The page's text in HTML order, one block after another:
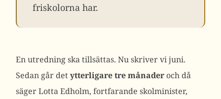
friskolorna har.
En utredning ska tillsättas. Nu skriver vi juni.
Sedan går detytterligare tre månader och då
säger Lotta Edholm, fortfarande skolminister,